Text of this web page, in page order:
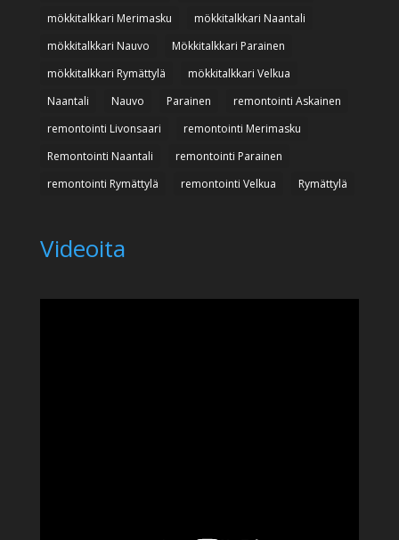
mökkitalkkari Merimasku
mökkitalkkari Naantali
mökkitalkkari Nauvo
Mökkitalkkari Parainen
mökkitalkkari Rymättylä
mökkitalkkari Velkua
Naantali
Nauvo Parainen
remontointi Askainen
remontointi Livonsaari
remontointi Merimasku
Remontointi Naantali
remontointi Parainen
remontointi Rymättylä
remontointi Velkua Rymättylä
Videoita